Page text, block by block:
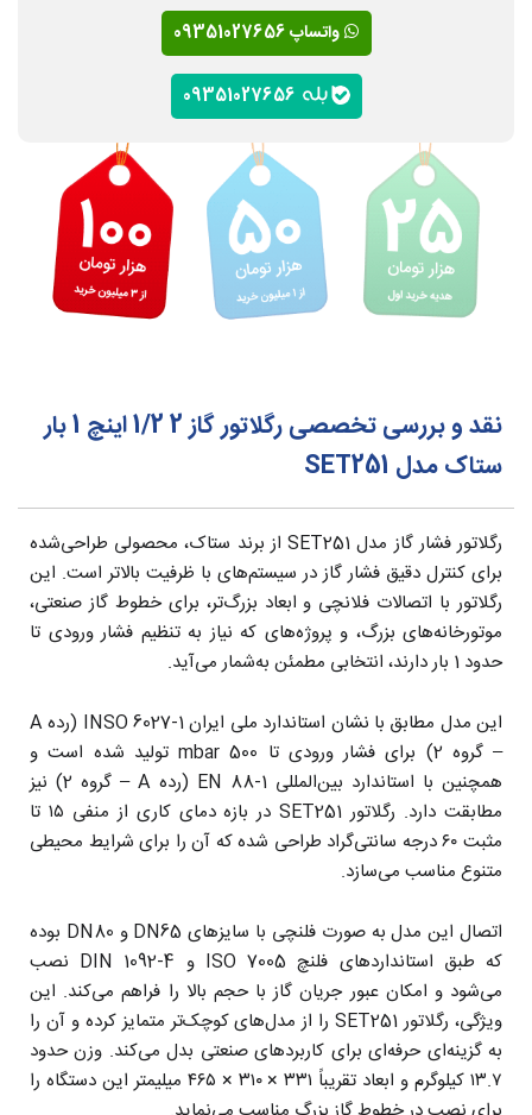
واتساپ 09351027656
نقد و بررسی تخصصی رگلاتور گاز 2 1/2 اینچ 1 بار
ستاک مدل SET251
رگلاتور فشار گاز مدل SET251 از برند ستاک، محصولی طراحی‌شده
برای کنترل دقیق فشار گاز در سیستم‌های با ظرفیت بالاتر است. این
رگلاتور با اتصالات فلانچی و ابعاد بزرگ‌تر، برای خطوط گاز صنعتی،
موتورخانه‌های بزرگ، و پروژه‌های که نیاز به تنظیم فشار ورودی تا
حدود 1 بار دارند، انتخابی مطمئن به‌شمار می‌آید.
این مدل مطابق با نشان استاندارد ملی ایران INSO 6027-1 (رده A
– گروه 2) برای فشار ورودی تا 500 mbar تولید شده است و
همچنین با استاندارد بین‌المللی EN 88-1 (رده A – گروه 2) نیز
مطابقت دارد. رگلاتور SET251 در بازه دمای کاری از منفی ۱۵ تا
مثبت ۶۰ درجه سانتی‌گراد طراحی شده که آن را برای شرایط محیطی
متنوع مناسب می‌سازد.
اتصال این مدل به صورت فلنچی با سایزهای DN65 و DN80 بوده
که طبق استانداردهای فلنچ ‎ISO 7005 و ‎DIN 1092-4 نصب
می‌شود و امکان عبور جریان گاز با حجم بالا را فراهم می‌کند. این
ویژگی، رگلاتور SET251 را از مدل‌های کوچک‌تر متمایز کرده و آن را
به گزینه‌ای حرفه‌ای برای کاربردهای صنعتی بدل می‌کند. وزن حدود
۱۳.۷ کیلوگرم و ابعاد تقریباً ۳۳۱ × ۳۱۰ × ۴۶۵ میلیمتر این دستگاه را